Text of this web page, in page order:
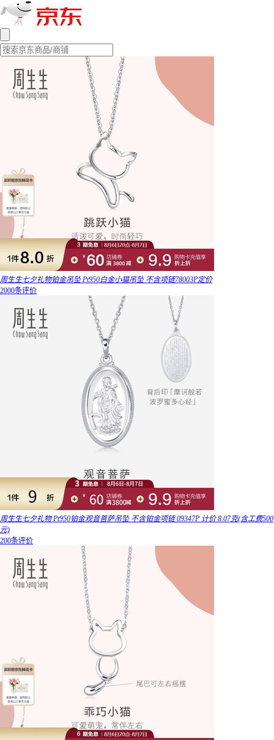
周生生七夕礼物铂金吊坠 Pt950白金小猫吊坠 不含项链78003P定价
2000条评价
周生生七夕礼物 Pt950铂金观音菩萨吊坠 不含铂金项链 09347P 计价 8.07克(含工费500
元)
200条评价